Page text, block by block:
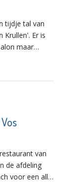
tijdje tal van
Krullen'. Er is
maar
van
de afdeling
voor een all-